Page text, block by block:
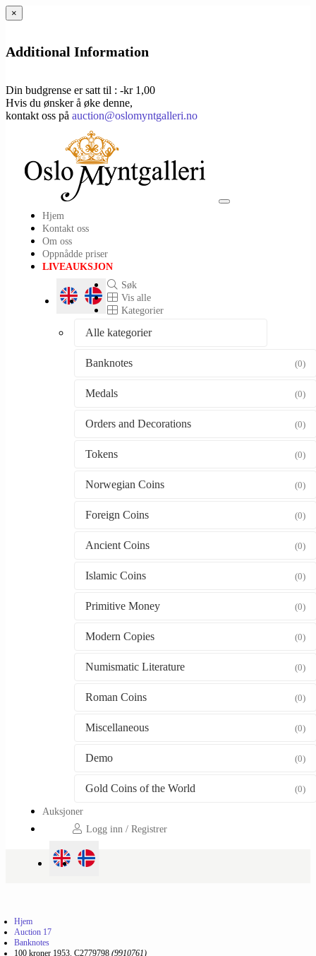
×
Additional Information
Din budgrense er satt til : -kr 1,00
Hvis du ønsker å øke denne,
kontakt oss på auction@oslomyntgalleri.no
Toggle
Hjem
Kontakt oss
Om oss
Oppnådde priser
LIVEAUKSJON
Søk
Vis alle
Kategorier
Alle kategorier
Banknotes (0)
Medals (0)
Orders and Decorations (0)
Tokens (0)
Norwegian Coins (0)
Foreign Coins (0)
Ancient Coins (0)
Islamic Coins (0)
Primitive Money (0)
Modern Copies (0)
Numismatic Literature (0)
Roman Coins (0)
Miscellaneous (0)
Demo (0)
Gold Coins of the World (0)
Auksjoner
Logg inn / Registrer
Hjem
Auction 17
Banknotes
100 kroner 1953. C2779798 (9910761)